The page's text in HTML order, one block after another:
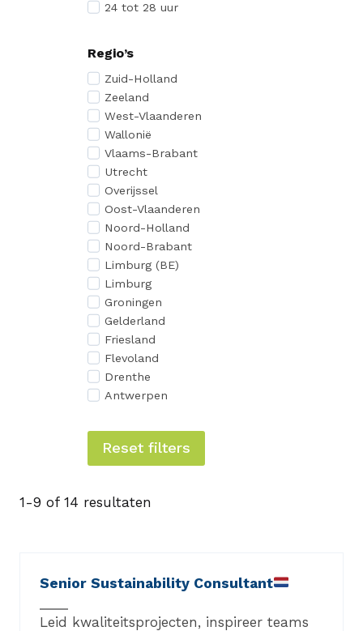
24 tot 28 uur
Regio’s
Zuid-Holland
Zeeland
West-Vlaanderen
Wallonië
Vlaams-Brabant
Utrecht
Overijssel
Oost-Vlaanderen
Noord-Holland
Noord-Brabant
Limburg (BE)
Limburg
Groningen
Gelderland
Friesland
Flevoland
Drenthe
Antwerpen
Reset filters
1-9 of 14 resultaten
Senior Sustainability Consultant
Leid kwaliteitsprojecten, inspireer teams